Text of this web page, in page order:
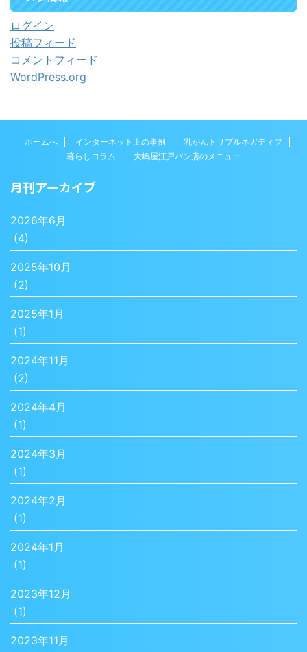
ログイン
投稿フィード
コメントフィード
WordPress.org
ホームへ インターネット上の事例
乳がんトリプルネガティブ
暮らしコラム
大嶋屋江戸パン店のメニュー
月刊アーカイブ
2026年6月
(4)
2025年10月
(2)
2025年1月
(1)
2024年11月
(2)
2024年4月
(1)
2024年3月
(1)
2024年2月
(1)
2024年1月
(1)
2023年12月
(1)
2023年11月